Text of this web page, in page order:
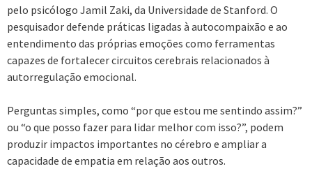
pelo psicólogo Jamil Zaki, da Universidade de Stanford. O
pesquisador defende práticas ligadas à autocompaixão e ao
entendimento das próprias emoções como ferramentas
capazes de fortalecer circuitos cerebrais relacionados à
autorregulação emocional.
Perguntas simples, como “por que estou me sentindo assim?”
ou “o que posso fazer para lidar melhor com isso?”, podem
produzir impactos importantes no cérebro e ampliar a
capacidade de empatia em relação aos outros.